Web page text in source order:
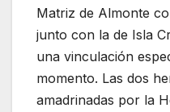
Matriz de Almonte
junto con la de Isla
una vinculación
momento. Las dos
amadrinadas por la